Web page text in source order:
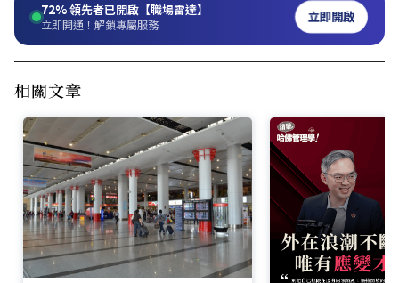
72%領先者已開啟【職場雷達】
立即開通！解鎖專屬服務 立即開啟
相關文章